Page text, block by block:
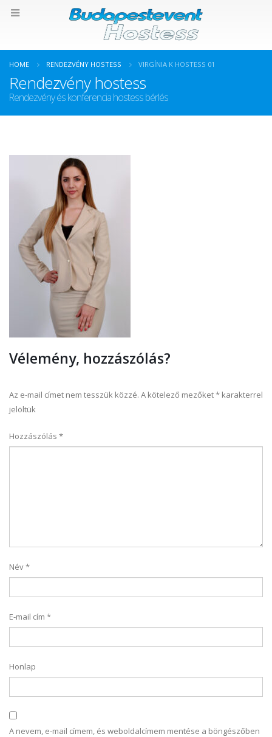
HOME RENDEZVÉNY HOSTESS VIRGÍNIA K HOSTESS 01
Rendezvény hostess
Rendezvény és konferencia hostess bérlés
Vélemény, hozzászólás?
Az e-mail címet nem tesszük közzé. A kötelező mezőket* karakterrel
jelöltük
Hozzászólás *
Név*
E-mail cím *
Honlap
A nevem, e-mail címem, és weboldalcímem mentése a böngészőben